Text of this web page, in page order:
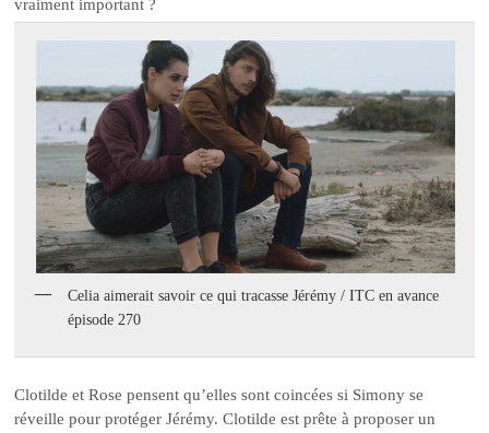
vraiment important ?
Celia aimerait savoir ce qui tracasse Jérémy / ITC en avance
épisode 270
Clotilde et Rose pensent qu’elles sont coincées si Simony se
réveille pour protéger Jérémy. Clotilde est prête à proposer un